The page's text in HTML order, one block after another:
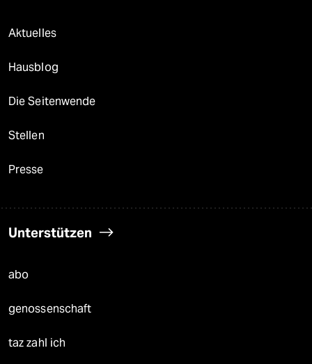
Aktuelles
Hausblog
Die Seitenwende
Stellen
Presse
Unterstützen
abo
genossenschaft
taz zahl ich